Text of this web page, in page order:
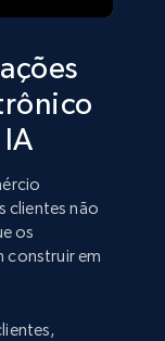
clientes não
os
construir em